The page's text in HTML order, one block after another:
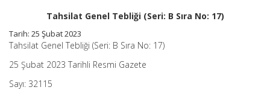
Tahsilat Genel Tebliği (Seri: B Sıra No: 17)
Tarih: 25 Şubat 2023
Tahsilat Genel Tebliği (Seri: B Sıra No: 17)
25 Şubat 2023 Tarihli Resmi Gazete
Sayı: 32115